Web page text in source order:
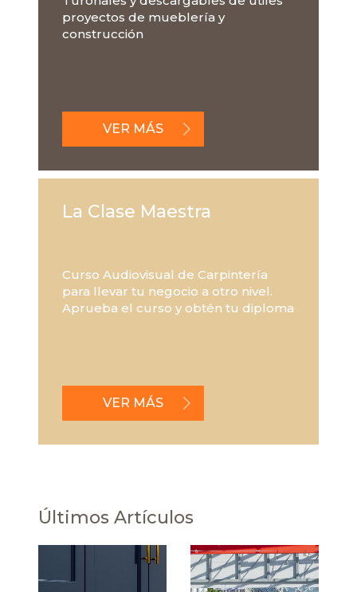
proyectos de mueblería y
construcción
VER MÁS
La Clase Maestra
Curso Audiovisual de Carpintería
para llevar tu negocio a otro nivel.
Aprueba el curso y obtén tu diploma
VER MÁS
Últimos Artículos